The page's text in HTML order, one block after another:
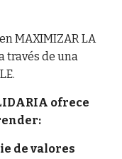
MAXIMIZAR LA
a través de una
ofrece
de valores